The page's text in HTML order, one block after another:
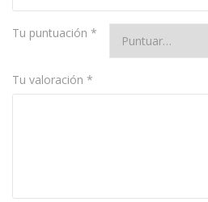
Tu puntuación *
Tu valoración *